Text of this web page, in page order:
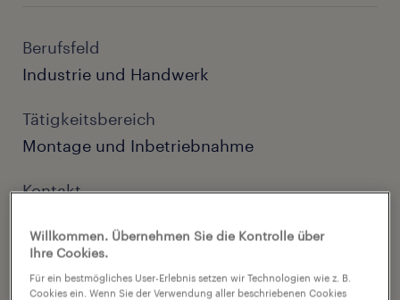
Berufsfeld
Industrie und Handwerk
Tätigkeitsbereich
Montage und Inbetriebnahme
Kontakt
Kontakt E-Mail
sandra.petkovic@randstad.de
Willkommen. Übernehmen Sie die Kontrolle über
Ihre Cookies.
Für ein bestmögliches User-Erlebnis setzen wir Technologien wie z. B.
Cookies ein. Wenn Sie der Verwendung aller beschriebenen Cookies